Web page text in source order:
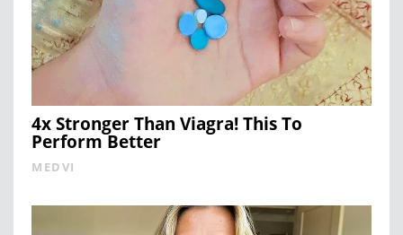
4x Stronger Than Viagra! This To
Perform Better
MEDVI